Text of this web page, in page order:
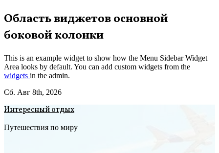
Перейти
к
содержимому
Область виджетов основной
боковой колонки
This is an example widget to show how the Menu Sidebar Widget
Area looks by default. You can add custom widgets from the
widgets in the admin.
Сб. Авг 8th, 2026
Интересный отдых
Путешествия по миру